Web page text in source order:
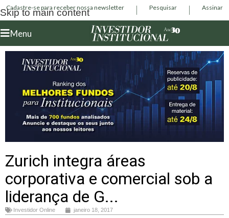
Skip to main content
Cadastre-se para receber nossa newsletter Pesquisar Assinar
Menu
Zurich integra áreas
corporativa e comercial sob a
liderança de G...
Investidor Online janeiro 18, 2017